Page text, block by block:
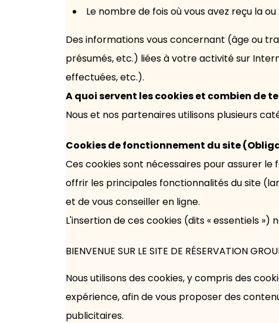
Le nombre de fois où vous avez reçu la
Des informations vous concernant (âge ou
présumés, etc.) liées à votre activité sur
effectuées, etc.).
A quoi servent les cookies et combien de
Nous et nos partenaires utilisons plusieurs
Cookies de fonctionnement du site
Ces cookies sont nécessaires pour assurer
offrir les principales fonctionnalités du site
et de vous conseiller en ligne.
L'insertion de ces cookies (dits « essentiels
BIENVENUE SUR LE SITE DE RÉSERVATION
Nous utilisons des cookies, y compris des
expérience, afin de vous proposer des
publicitaires.